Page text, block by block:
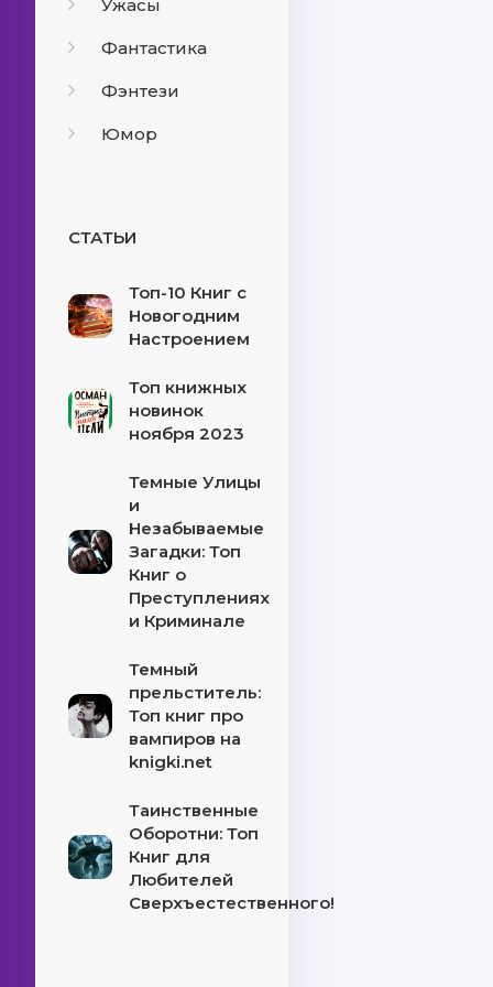
Ужасы
Фантастика
Фэнтези
Юмор
СТАТЬИ
Топ-10 Книг с
Новогодним
Настроением
Топ книжных
новинок
ноября 2023
Темные Улицы
и
Незабываемые
Загадки: Топ
Книг о
Преступлениях
и Криминале
Темный
прельститель:
Топ книг про
вампиров на
knigki.net
Таинственные
Оборотни: Топ
Книг для
Любителей
Сверхъестественного!